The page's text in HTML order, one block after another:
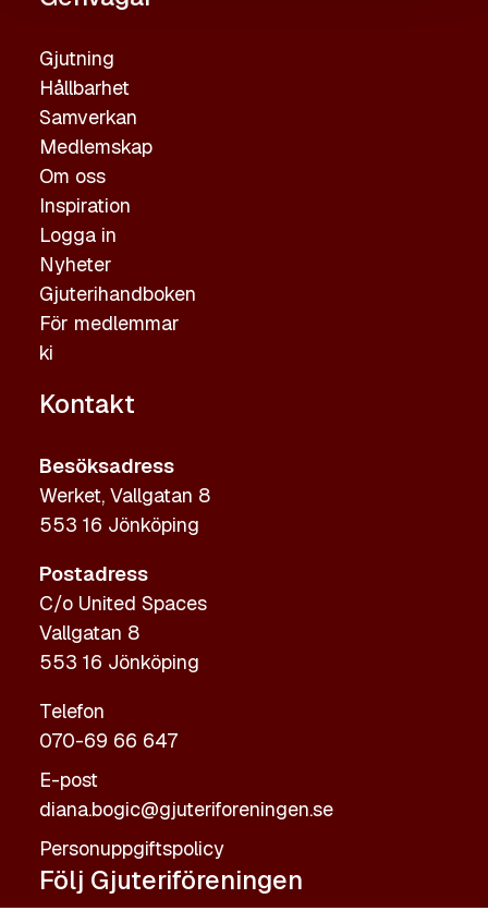
Gjutning
Hållbarhet
Samverkan
Medlemskap
Om oss
Inspiration
Logga in
Nyheter
Gjuterihandboken
För medlemmar
ki
Kontakt
Besöksadress
Werket, Vallgatan 8
553 16 Jönköping
Postadress
C/o United Spaces
Vallgatan 8
553 16 Jönköping
Telefon
070-69 66 647
E-post
diana.bogic@gjuteriforeningen.se
Personuppgiftspolicy
Följ Gjuteriföreningen